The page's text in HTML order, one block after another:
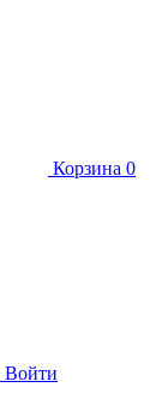
Корзина 0
Войти